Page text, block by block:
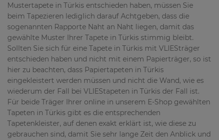
Mustertapete in Türkis entschieden haben, müssen Sie
beim Tapezieren lediglich darauf Achtgeben, dass die
sogenannten Rapporte Naht an Naht liegen, damit das
gewählte Muster Ihrer Tapete in Türkis stimmig bleibt.
Sollten Sie sich für eine Tapete in Türkis mit VLIESträger
entschieden haben und nicht mit einem Papierträger, so ist
hier zu beachten, dass Papiertapeten in Türkis
eingekleistert werden müssen und nicht die Wand, wie es
wiederum der Fall bei VLIEStapeten in Türkis der Fall ist.
Für beide Träger Ihrer online in unserem E-Shop gewählten
Tapeten in Türkis gibt es die entsprechenden
Tapetenkleister, auf denen exakt erklärt ist, wie diese zu
gebrauchen sind, damit Sie sehr lange Zeit den Anblick und